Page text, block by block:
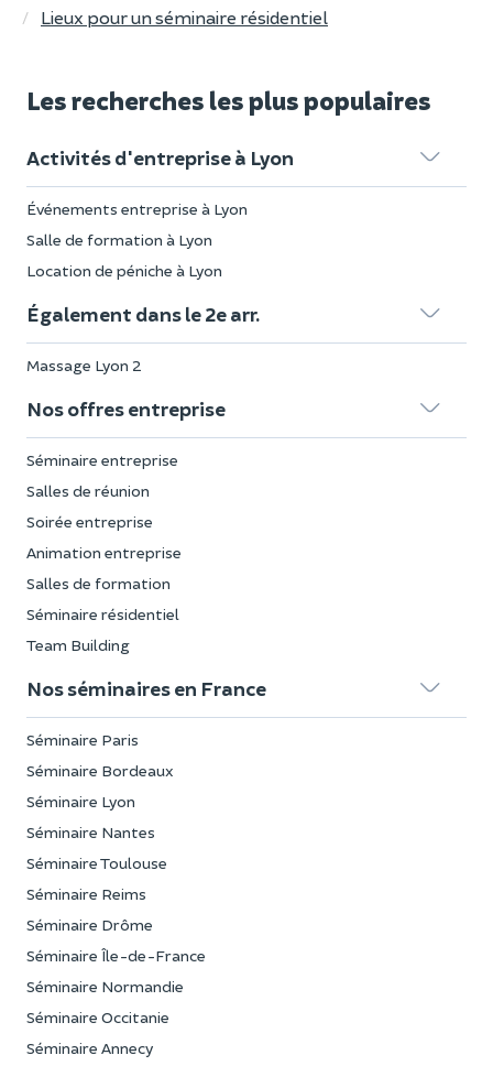
Lieux pour un séminaire résidentiel
Les recherches les plus populaires
Activités d'entreprise à Lyon
Événements entreprise à Lyon
Salle de formation à Lyon
Location de péniche à Lyon
Également dans le 2e arr.
Massage Lyon 2
Nos offres entreprise
Séminaire entreprise
Salles de réunion
Soirée entreprise
Animation entreprise
Salles de formation
Séminaire résidentiel
Team Building
Nos séminaires en France
Séminaire Paris
Séminaire Bordeaux
Séminaire Lyon
Séminaire Nantes
Séminaire Toulouse
Séminaire Reims
Séminaire Drôme
Séminaire Île-de-France
Séminaire Normandie
Séminaire Occitanie
Séminaire Annecy